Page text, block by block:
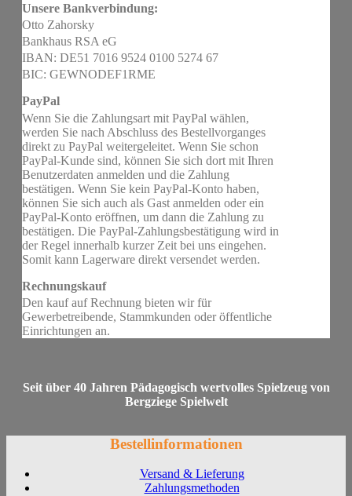
Unsere Bankverbindung:
Otto Zahorsky
Bankhaus RSA eG
IBAN: DE51 7016 9524 0100 5274 67
BIC: GEWNODEF1RME
PayPal
Wenn Sie die Zahlungsart mit PayPal wählen,
werden Sie nach Abschluss des Bestellvorganges
direkt zu PayPal weitergeleitet. Wenn Sie schon
PayPal-Kunde sind, können Sie sich dort mit Ihren
Benutzerdaten anmelden und die Zahlung
bestätigen. Wenn Sie kein PayPal-Konto haben,
können Sie sich auch als Gast anmelden oder ein
PayPal-Konto eröffnen, um dann die Zahlung zu
bestätigen. Die PayPal-Zahlungsbestätigung wird in
der Regel innerhalb kurzer Zeit bei uns eingehen.
Somit kann Lagerware direkt versendet werden.
Rechnungskauf
Den kauf auf Rechnung bieten wir für
Gewerbetreibende, Stammkunden oder öffentliche
Einrichtungen an.
Seit über 40 Jahren Pädagogisch wertvolles Spielzeug von
Bergziege Spielwelt
Bestellinformationen
Versand & Lieferung
Zahlungsmethoden